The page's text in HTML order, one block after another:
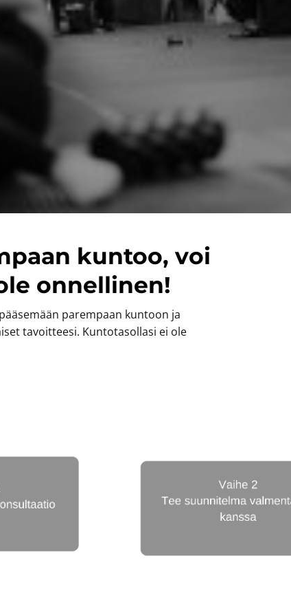
kuntoo, voi
onnellinen!
parempaan kuntoon ja
tavoitteesi. Kuntotasollasi ei ole